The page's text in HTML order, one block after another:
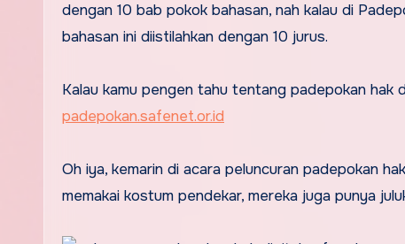
dengan 10 bab pokok bahasan, nah kalau di
bahasan ini diistilahkan dengan 10 jurus.
Kalau kamu pengen tahu tentang padepokan
padepokan.safenet.or.id
Oh iya, kemarin di acara peluncuran padepokan
memakai kostum pendekar, mereka juga punya